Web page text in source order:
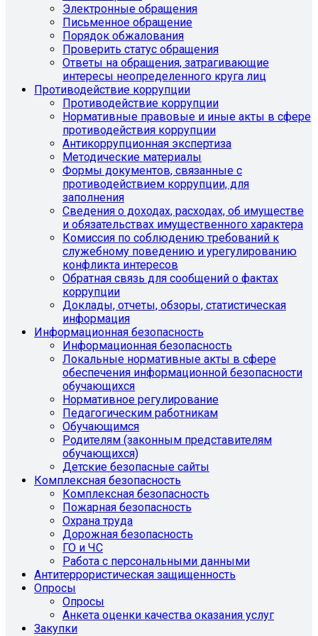
Электронные обращения
Письменное обращение
Порядок обжалования
Проверить статус обращения
Ответы на обращения, затрагивающие
интересы неопределенного круга лиц
Противодействие коррупции
Противодействие коррупции
Нормативные правовые и иные акты в сфере
противодействия коррупции
Антикоррупционная экспертиза
Методические материалы
Формы документов, связанные с
противодействием коррупции, для
заполнения
Сведения о доходах, расходах, об имуществе
и обязательствах имущественного характера
Комиссия по соблюдению требований к
служебному поведению и урегулированию
конфликта интересов
Обратная связь для сообщений о фактах
коррупции
Доклады, отчеты, обзоры, статистическая
информация
Информационная безопасность
Информационная безопасность
Локальные нормативные акты в сфере
обеспечения информационной безопасности
обучающихся
Нормативное регулирование
Педагогическим работникам
Обучающимся
Родителям (законным представителям
обучающихся)
Детские безопасные сайты
Комплексная безопасность
Комплексная безопасность
Пожарная безопасность
Охрана труда
Дорожная безопасность
ГО и ЧС
Работа с персональными данными
Антитеррористическая защищенность
Опросы
Опросы
Анкета оценки качества оказания услуг
Закупки